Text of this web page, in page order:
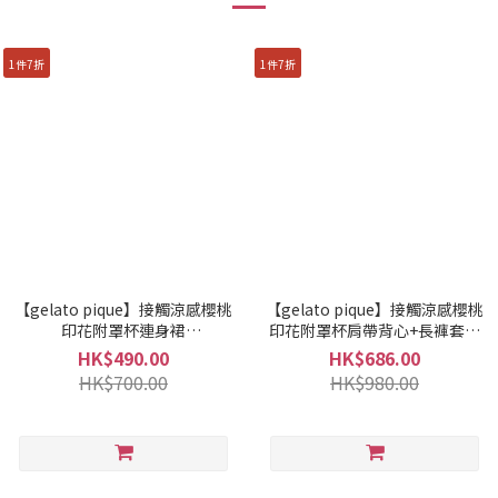
1件7折
【gelato pique】接觸涼感櫻桃
印花附罩杯連身裙
PWCO261247
HK$490.00
HK$700.00
1件7折
【gelato pique】接觸涼感櫻桃
印花附罩杯肩帶背心+長褲套裝
PWCT261248
HK$686.00
HK$980.00